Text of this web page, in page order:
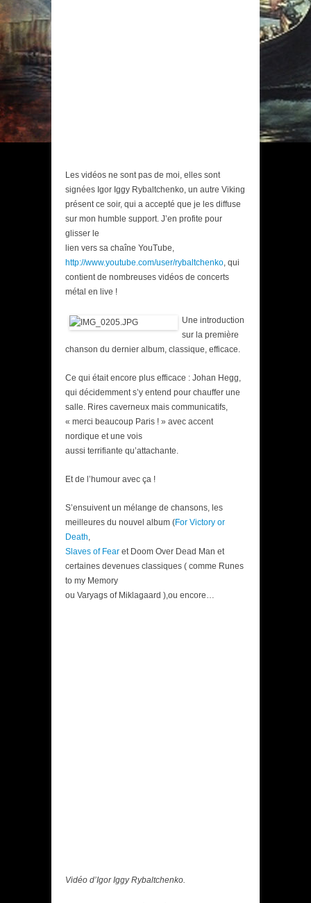
Les vidéos ne sont pas de moi, elles sont
signées Igor Iggy Rybaltchenko, un autre Viking
présent ce soir, qui a accepté que je les diffuse
sur mon humble support. J’en profite pour
glisser le
lien vers sa chaîne YouTube,
http://www.youtube.com/user/rybaltchenko, qui
contient de nombreuses vidéos de concerts
métal en live !
Une introduction
sur la première
chanson du dernier album, classique, efficace.
Ce qui était encore plus efficace : Johan Hegg,
qui décidemment s’y entend pour chauffer une
salle. Rires caverneux mais communicatifs,
« merci beaucoup Paris ! » avec accent
nordique et une vois
aussi terrifiante qu’attachante.
Et de l’humour avec ça !
S’ensuivent un mélange de chansons, les
meilleures du nouvel album (For Victory or
Death,
Slaves of Fear et Doom Over Dead Man et
certaines devenues classiques ( comme Runes
to my Memory
ou Varyags of Miklagaard ),ou encore…
Vidéo d’Igor Iggy Rybaltchenko.